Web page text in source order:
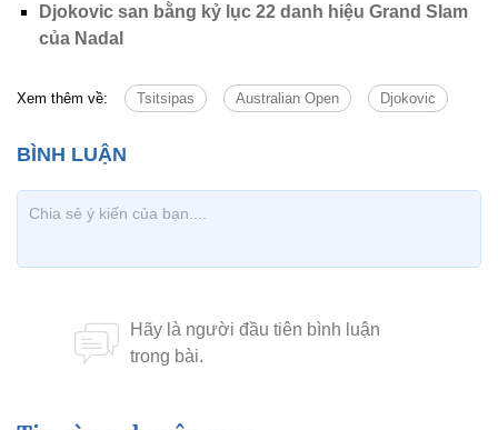
Djokovic san bằng kỷ lục 22 danh hiệu Grand Slam
của Nadal
Xem thêm về: Tsitsipas Australian Open Djokovic